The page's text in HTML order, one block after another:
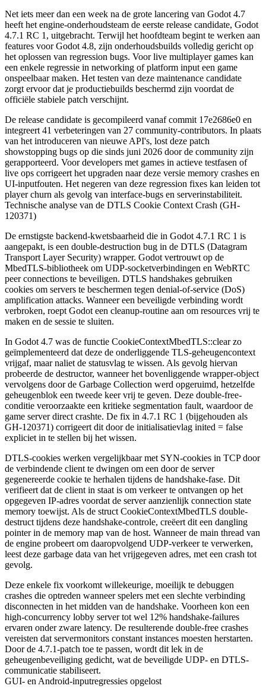
Net iets meer dan een week na de grote lancering van Godot 4.7
heeft het engine-onderhoudsteam de eerste release candidate, Godot
4.7.1 RC 1, uitgebracht. Terwijl het hoofdteam begint te werken aan
features voor Godot 4.8, zijn onderhoudsbuilds volledig gericht op
het oplossen van regression bugs. Voor live multiplayer games kan
een enkele regressie in networking of platform input een game
onspeelbaar maken. Het testen van deze maintenance candidate
zorgt ervoor dat je productiebuilds beschermd zijn voordat de
officiële stabiele patch verschijnt.
De release candidate is gecompileerd vanaf commit 17e2686e0 en
integreert 41 verbeteringen van 27 community-contributors. In plaats
van het introduceren van nieuwe API's, lost deze patch
showstopping bugs op die sinds juni 2026 door de community zijn
gerapporteerd. Voor developers met games in actieve testfasen of
live ops corrigeert het upgraden naar deze versie memory crashes en
UI-inputfouten. Het negeren van deze regression fixes kan leiden tot
player churn als gevolg van interface-bugs en serverinstabiliteit.
Technische analyse van de DTLS Cookie Context Crash (GH-
120371)
De ernstigste backend-kwetsbaarheid die in Godot 4.7.1 RC 1 is
aangepakt, is een double-destruction bug in de DTLS (Datagram
Transport Layer Security) wrapper. Godot vertrouwt op de
MbedTLS-bibliotheek om UDP-socketverbindingen en WebRTC
peer connections te beveiligen. DTLS handshakes gebruiken
cookies om servers te beschermen tegen denial-of-service (DoS)
amplification attacks. Wanneer een beveiligde verbinding wordt
verbroken, roept Godot een cleanup-routine aan om resources vrij te
maken en de sessie te sluiten.
In Godot 4.7 was de functie CookieContextMbedTLS::clearzo
geïmplementeerd dat deze de onderliggende TLS-geheugencontext
vrijgaf, maar naliet de statusvlag te wissen. Als gevolg hiervan
probeerde de destructor, wanneer het bovenliggende wrapper-object
vervolgens door de Garbage Collection werd opgeruimd, hetzelfde
geheugenblok een tweede keer vrij te geven. Deze double-free-
conditie veroorzaakte een kritieke segmentation fault, waardoor de
game server direct crashte. De fix in 4.7.1 RC 1 (bijgehouden als
GH-120371) corrigeert dit door de initialisatievlag inited = false
expliciet in te stellen bij het wissen.
DTLS-cookies werken vergelijkbaar met SYN-cookies in TCP door
de verbindende client te dwingen om een door de server
gegenereerde cookie te herhalen tijdens de handshake-fase. Dit
verifieert dat de client in staat is om verkeer te ontvangen op het
opgegeven IP-adres voordat de server aanzienlijk connection state
memory toewijst. Als de structCookieContextMbedTLS double-
destruct tijdens deze handshake-controle, creëert dit een dangling
pointer in de memory map van de host. Wanneer de main thread van
de engine probeert om daaropvolgend UDP-verkeer te verwerken,
leest deze garbage data van het vrijgegeven adres, met een crash tot
gevolg.
Deze enkele fix voorkomt willekeurige, moeilijk te debuggen
crashes die optreden wanneer spelers met een slechte verbinding
disconnecten in het midden van de handshake. Voorheen kon een
high-concurrency lobby server tot wel 12% handshake-failures
ervaren onder zware latency. De resulterende double-free crashes
vereisten dat servermonitors constant instances moesten herstarten.
Door de 4.7.1-patch toe te passen, wordt dit lek in de
geheugenbeveiliging gedicht, wat de beveiligde UDP- en DTLS-
communicatie stabiliseert.
GUI- en Android-inputregressies opgelost